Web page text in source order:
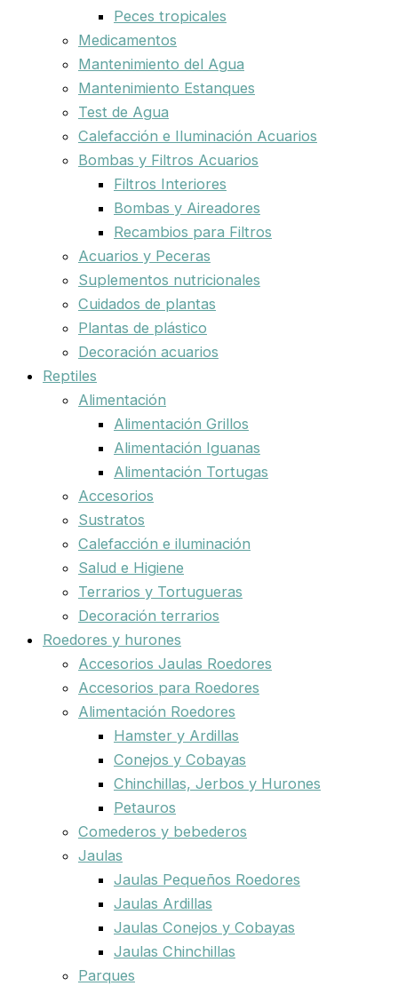
Peces tropicales
Medicamentos
Mantenimiento del Agua
Mantenimiento Estanques
Test de Agua
Calefacción e Iluminación Acuarios
Bombas y Filtros Acuarios
Filtros Interiores
Bombas y Aireadores
Recambios para Filtros
Acuarios y Peceras
Suplementos nutricionales
Cuidados de plantas
Plantas de plástico
Decoración acuarios
Reptiles
Alimentación
Alimentación Grillos
Alimentación Iguanas
Alimentación Tortugas
Accesorios
Sustratos
Calefacción e iluminación
Salud e Higiene
Terrarios y Tortugueras
Decoración terrarios
Roedores y hurones
Accesorios Jaulas Roedores
Accesorios para Roedores
Alimentación Roedores
Hamster y Ardillas
Conejos y Cobayas
Chinchillas, Jerbos y Hurones
Petauros
Comederos y bebederos
Jaulas
Jaulas Pequeños Roedores
Jaulas Ardillas
Jaulas Conejos y Cobayas
Jaulas Chinchillas
Parques